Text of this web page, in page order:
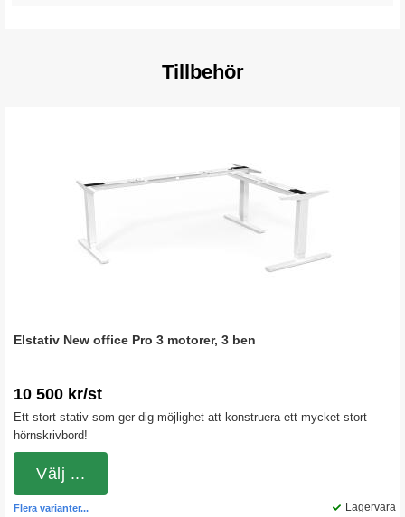
Tillbehör
Elstativ New office Pro 3 motorer, 3 ben
10 500 kr/st
Ett stort stativ som ger dig möjlighet att konstruera ett mycket stort
hörnskrivbord!
Lagervara
Flera varianter...
Välj ...